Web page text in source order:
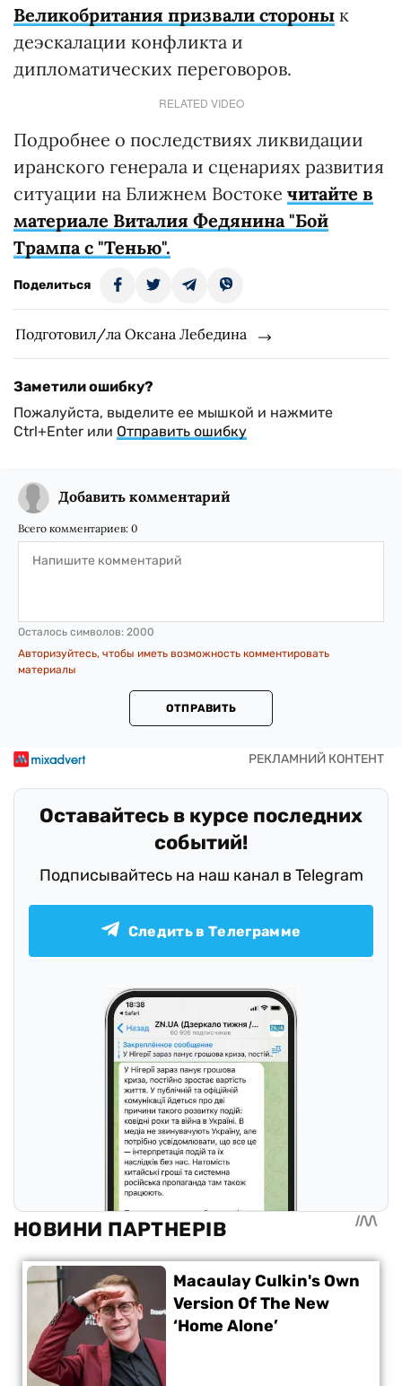
Великобритания призвали стороны к
деэскалации конфликта и
дипломатических переговоров.
RELATED VIDEO
Подробнее о последствиях ликвидации
иранского генерала и сценариях развития
ситуации на Ближнем Востоке читайте в
материале Виталия Федянина "Бой
Трампа с "Тенью".
Поделиться
Подготовил/ла Оксана Лебедина
Заметили ошибку?
Пожалуйста, выделите ее мышкой и нажмите
Ctrl+Enter или Отправить ошибку
Добавить комментарий
Всего комментариев: 0
Осталось символов: 2000
Авторизуйтесь, чтобы иметь возможность комментировать
материалы
ОТПРАВИТЬ
Оставайтесь в курсе последних
событий!
Подписывайтесь на наш канал в Telegram
Следить в Телеграмме